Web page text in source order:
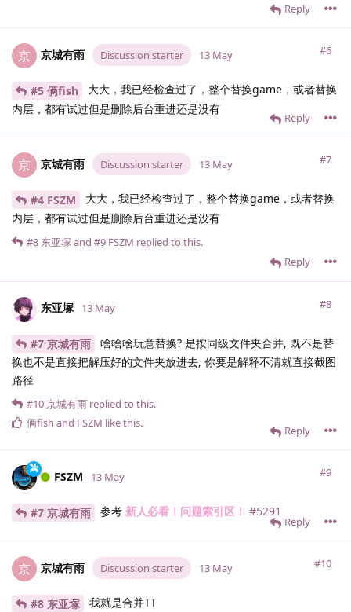
Reply
京 京城有雨 Discussion starter #6
13 May
#5 俩fish
大大，我已经检查过了，整个替换game，或者替换
内层，都有试过但是删除后台重进还是没有
Reply
京 京城有雨 Discussion starter #7
13 May
#4 FSZM
大大，我已经检查过了，整个替换game，或者替换
内层，都有试过但是删除后台重进还是没有
Reply
#8 东亚塚and #9 FSZM replied to this.
东亚塚 #8
13 May
#7 京城有雨
啥啥啥玩意替换? 是按同级文件夹合并, 既不是替
换也不是直接把解压好的文件夹放进去, 你要是解释不清就直接截图
路径
Reply
#10京城有雨 replied to this.
俩fish and FSZM like this.
FSZM #9
13 May
#7 京城有雨 参考 新人必看！问题索引区！ #5291
Reply
京 京城有雨 Discussion starter #10
13 May
#8 东亚塚 我就是合并TT